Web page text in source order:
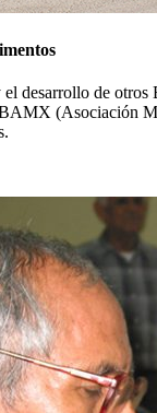
desarrollo de otros
(Asociación